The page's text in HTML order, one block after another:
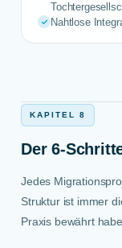
Nahtlose
KAPITEL 8
Der 6-
Jedes
Struktur ist immer
Praxis bewährt